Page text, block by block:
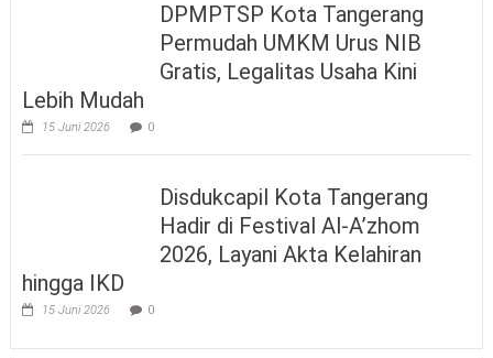
DPMPTSP Kota Tangerang
Permudah UMKM Urus NIB
Gratis, Legalitas Usaha Kini
Lebih Mudah
15 Juni 2026 0
Disdukcapil Kota Tangerang
Hadir di Festival Al-A’zhom
2026, Layani Akta Kelahiran
hingga IKD
15 Juni 2026 0